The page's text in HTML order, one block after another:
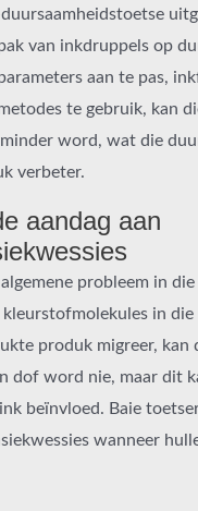
van inkdruppels op
aan te pas,
te gebruik, kan
word, wat die
verbeter.
aandag aan
probleem in
in
produk migreer, kan
dof word nie, maar dit
beïnvloed. Baie
wanneer